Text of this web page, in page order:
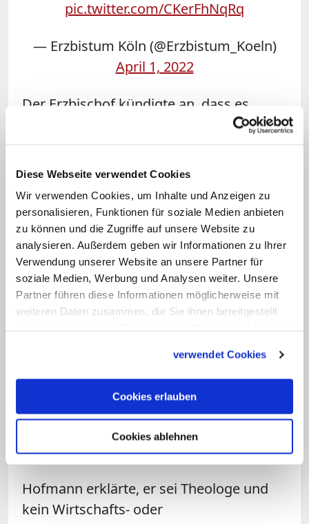
Diese Webseite verwendet Cookies
Wir verwenden Cookies, um Inhalte und Anzeigen zu
personalisieren, Funktionen für soziale Medien anbieten
zu können und die Zugriffe auf unsere Website zu
analysieren. Außerdem geben wir Informationen zu Ihrer
Verwendung unserer Website an unsere Partner für
soziale Medien, Werbung und Analysen weiter. Unsere
Partner führen diese Informationen möglicherweise mit
weiteren Daten zusammen, die Sie ihnen bereitgestellt
verwendet Cookies
Cookies erlauben
Cookies ablehnen
pic.twitter.com/CKerFhNqRq
— Erzbistum Köln (@Erzbistum_Koeln)
April 1, 2022
Der Erzbischof kündigte an, dass es
Finanzen und Verwaltung. Zudem solle
eingeführt werden. "Beide Maßnahmen
entlasten das Amt des Generalvikars.
Dieser hat dann deutlich besser die
Möglichkeit, sich vorrangig um seine
zahlreichen pastoralen Aufgaben zu
kümmern", so Woelki. Die genaue
externen Fachleuten und
Hofmann begrüßt neue
Aufgabenverteilung in
Generalvikariat
Hofmann erklärte, er sei Theologe und
kein Wirtschafts- oder